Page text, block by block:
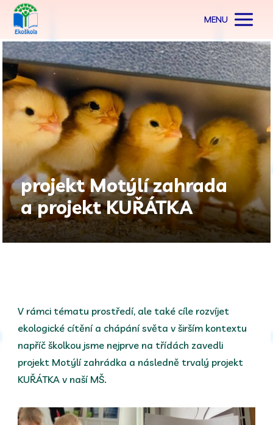
MENU
projekt Motýlí zahrada
a projekt KUŘÁTKA
V rámci tématu prostředí, ale také cíle rozvíjet
ekologické cítění a chápání světa v širším kontextu
napříč školkou jsme nejprve na třídách zavedli
projekt Motýlí zahrádka a následně trvalý projekt
KUŘÁTKA v naší MŠ.